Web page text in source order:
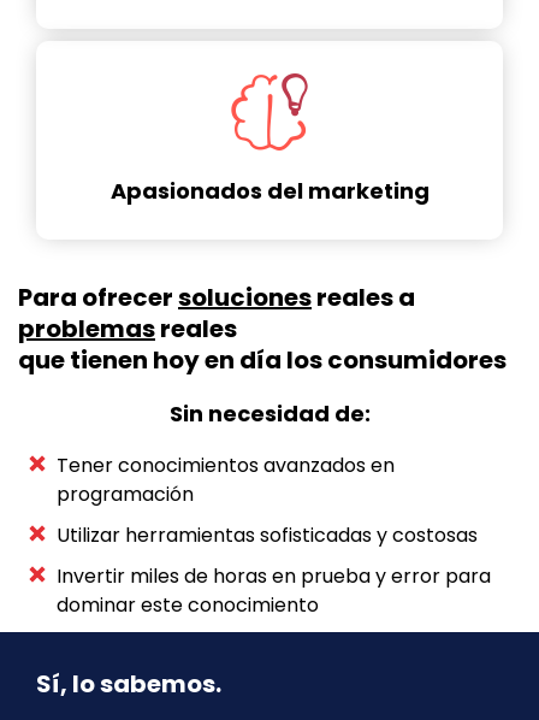
Apasionados del marketing
Para ofrecersolucionesreales a
problemasreales
que tienen hoy en día los consumidores
Sin necesidad de:
Tener conocimientos avanzados en
programación
Utilizar herramientas sofisticadas y costosas
Invertir miles de horas en prueba y error para
dominar este conocimiento
Sí, lo sabemos.